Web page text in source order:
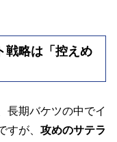
戦略は「控えめ
長期バケツの中でイ
すが、 攻めのサテラ